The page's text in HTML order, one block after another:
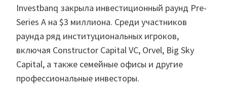
Investbanq закрыла инвестиционный раунд Pre-
Series A на $3 миллиона. Среди участников
раунда ряд институциональных игроков,
включая Constructor Capital VC, Orvel, Big Sky
Capital, а также семейные офисы и другие
профессиональные инвесторы.